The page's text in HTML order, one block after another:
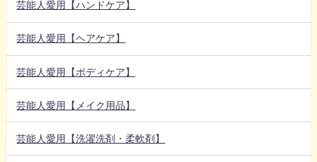
芸能人愛用【ハンドケア】
芸能人愛用【ヘアケア】
芸能人愛用【ボディケア】
芸能人愛用【メイク用品】
芸能人愛用【洗濯洗剤・柔軟剤】